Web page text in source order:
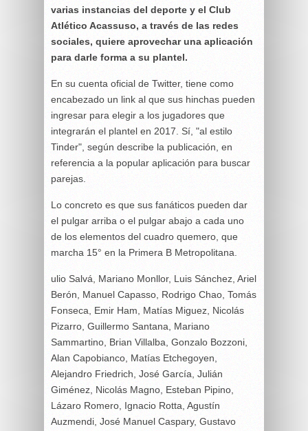
varias instancias del deporte y el Club
Atlético Acassuso, a través de las redes
sociales, quiere aprovechar una aplicación
para darle forma a su plantel.
En su cuenta oficial de Twitter, tiene como
encabezado un link al que sus hinchas pueden
ingresar para elegir a los jugadores que
integrarán el plantel en 2017. Sí, "al estilo
Tinder", según describe la publicación, en
referencia a la popular aplicación para buscar
parejas.
Lo concreto es que sus fanáticos pueden dar
el pulgar arriba o el pulgar abajo a cada uno
de los elementos del cuadro quemero, que
marcha 15° en la Primera B Metropolitana.
ulio Salvá, Mariano Monllor, Luis Sánchez, Ariel
Berón, Manuel Capasso, Rodrigo Chao, Tomás
Fonseca, Emir Ham, Matías Miguez, Nicolás
Pizarro, Guillermo Santana, Mariano
Sammartino, Brian Villalba, Gonzalo Bozzoni,
Alan Capobianco, Matías Etchegoyen,
Alejandro Friedrich, José García, Julián
Giménez, Nicolás Magno, Esteban Pipino,
Lázaro Romero, Ignacio Rotta, Agustín
Auzmendi, José Manuel Caspary, Gustavo